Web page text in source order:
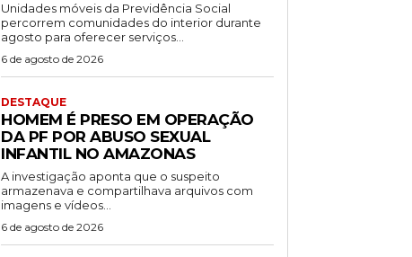
Unidades móveis da Previdência Social
percorrem comunidades do interior durante
agosto para oferecer serviços...
6 de agosto de 2026
DESTAQUE
HOMEM É PRESO EM OPERAÇÃO
DA PF POR ABUSO SEXUAL
INFANTIL NO AMAZONAS
A investigação aponta que o suspeito
armazenava e compartilhava arquivos com
imagens e vídeos...
6 de agosto de 2026